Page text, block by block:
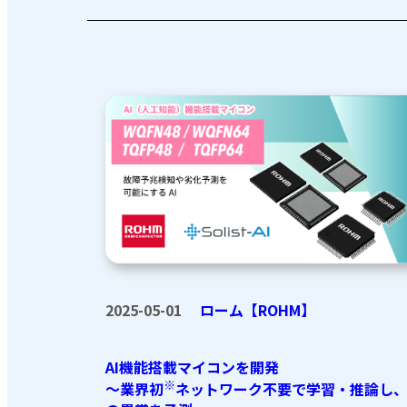
2025-05-01 ローム【ROHM】
AI機能搭載マイコンを開発
～業界初※ネットワーク不要で学習・推論し